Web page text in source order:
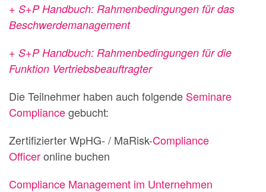
+ S+P Handbuch: Rahmenbedingungen für das
Beschwerdemanagement
+ S+P Handbuch: Rahmenbedingungen für die
Funktion Vertriebsbeauftragter
Die Teilnehmer haben auch folgende Seminare
Compliancegebucht:
Zertifizierter WpHG- / MaRisk-Compliance
Officeronline buchen
Compliance Management im Unternehmen